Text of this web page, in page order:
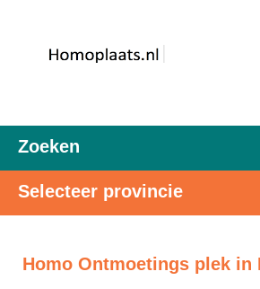
Zoeken
Selecteer provincie
Homo Ontmoetings plek in